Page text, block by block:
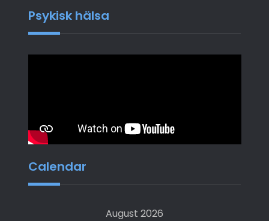
Psykisk hälsa
Calendar
August 2026